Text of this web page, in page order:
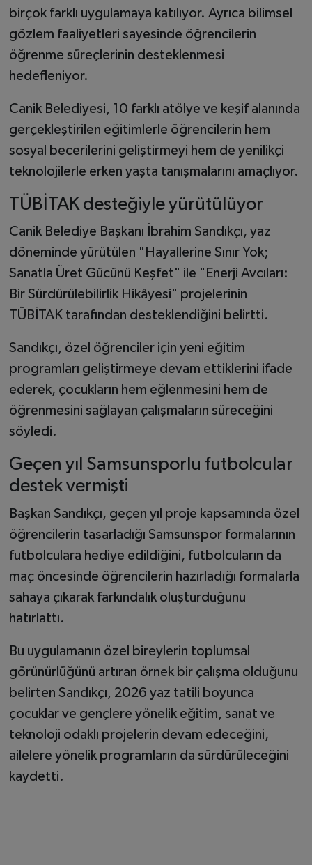
birçok farklı uygulamaya katılıyor. Ayrıca bilimsel
gözlem faaliyetleri sayesinde öğrencilerin
öğrenme süreçlerinin desteklenmesi
hedefleniyor.
Canik Belediyesi, 10 farklı atölye ve keşif alanında
gerçekleştirilen eğitimlerle öğrencilerin hem
sosyal becerilerini geliştirmeyi hem de yenilikçi
teknolojilerle erken yaşta tanışmalarını amaçlıyor.
TÜBİTAK desteğiyle yürütülüyor
Canik Belediye Başkanı İbrahim Sandıkçı, yaz
döneminde yürütülen "Hayallerine Sınır Yok;
Sanatla Üret Gücünü Keşfet" ile "Enerji Avcıları:
Bir Sürdürülebilirlik Hikâyesi" projelerinin
TÜBİTAK tarafından desteklendiğini belirtti.
Sandıkçı, özel öğrenciler için yeni eğitim
programları geliştirmeye devam ettiklerini ifade
ederek, çocukların hem eğlenmesini hem de
öğrenmesini sağlayan çalışmaların süreceğini
söyledi.
Geçen yıl Samsunsporlu futbolcular
destek vermişti
Başkan Sandıkçı, geçen yıl proje kapsamında özel
öğrencilerin tasarladığı Samsunspor formalarının
futbolculara hediye edildiğini, futbolcuların da
maç öncesinde öğrencilerin hazırladığı formalarla
sahaya çıkarak farkındalık oluşturduğunu
hatırlattı.
Bu uygulamanın özel bireylerin toplumsal
görünürlüğünü artıran örnek bir çalışma olduğunu
belirten Sandıkçı, 2026 yaz tatili boyunca
çocuklar ve gençlere yönelik eğitim, sanat ve
teknoloji odaklı projelerin devam edeceğini,
ailelere yönelik programların da sürdürüleceğini
kaydetti.